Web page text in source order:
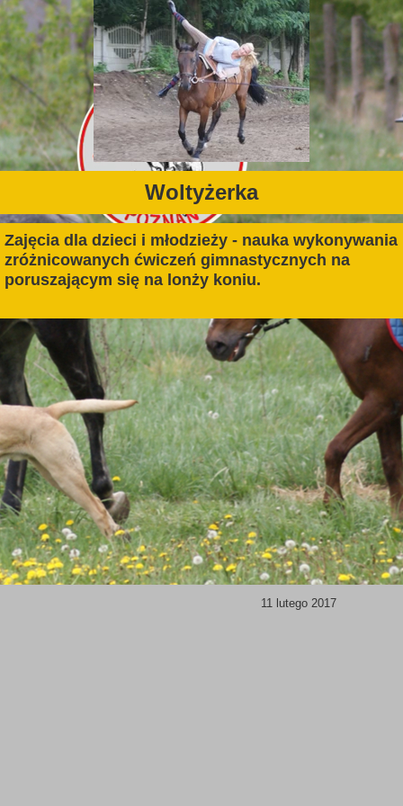
11 lutego 2017
Zajęcia dla dzieci i młodzieży - nauka wykonywania
zróżnicowanych ćwiczeń gimnastycznych na
poruszającym się na lonży koniu.
Woltyżerka